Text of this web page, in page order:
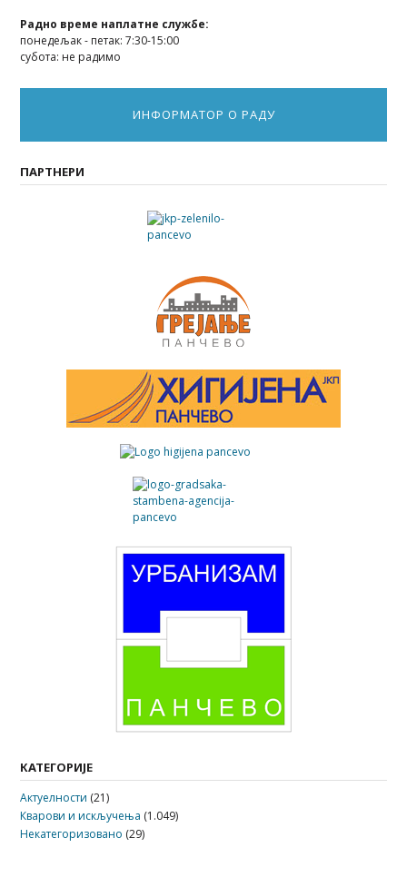
Радно време наплатне службе:
понедељак - петак: 7:30-15:00
субота: не радимо
ИНФОРМАТОР О РАДУ
ПАРТНЕРИ
КАТЕГОРИЈЕ
Актуелности (21)
Кварови и искључења (1.049)
Некатегоризовано (29)